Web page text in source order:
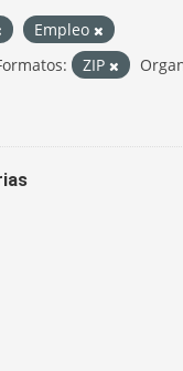
Empleo
ZIP